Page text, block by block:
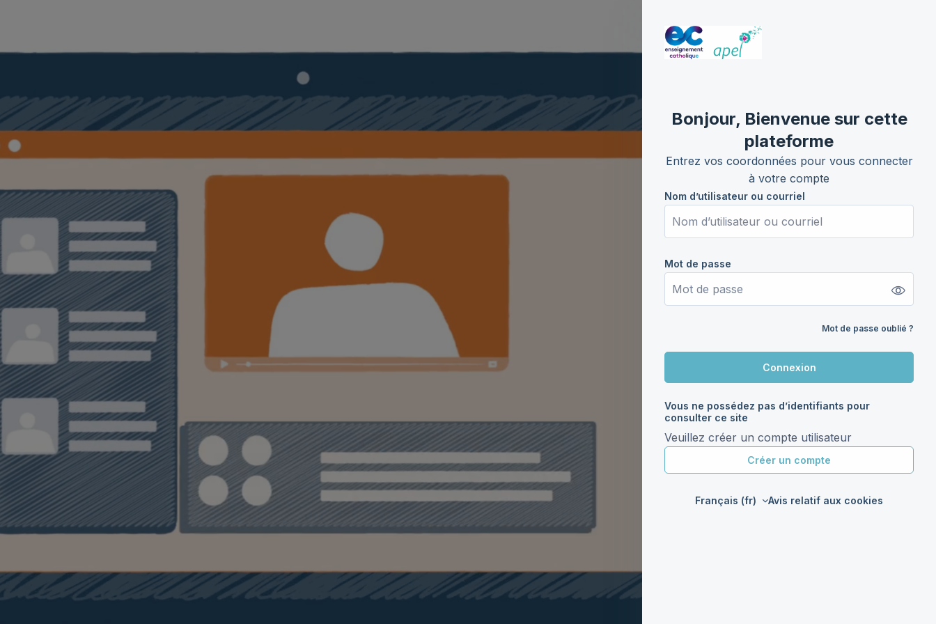
Bonjour, Bienvenue sur cette
plateforme
Entrez vos coordonnées pour vous connecter
à votre compte
Procédure de création de compte
Nom d’utilisateur ou courriel
Nom d’utilisateur ou courriel
Mot de passe
Mot de passe
Mot de passe oublié ?
Connexion
Vous ne possédez pas d’identifiants pour
consulter ce site
Veuillez créer un compte utilisateur
Créer un compte
Français ‎(fr)‎ Avis relatif aux cookies